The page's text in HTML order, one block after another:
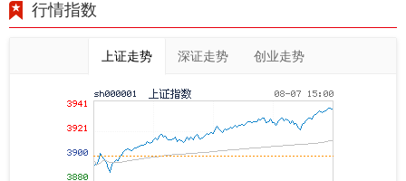
行情指数
上证走势 深证走势 创业走势